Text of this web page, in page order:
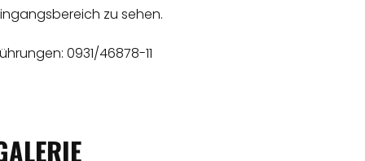
zu sehen.
0931/46878-11